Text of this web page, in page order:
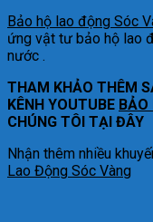
Bảo hộ lao động Sóc
ứng vật tư bảo hộ lao
nước .
THAM KHẢO THÊM
KÊNH YOUTUBE
CHÚNG TÔI TẠI ĐÂY
Nhận thêm nhiều
Lao Động Sóc Vàng